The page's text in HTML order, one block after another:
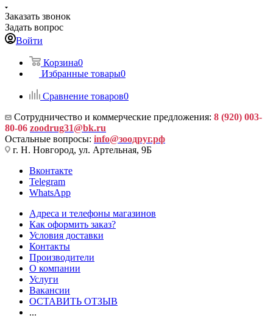
Заказать звонок
Задать вопрос
Войти
Корзина0
Избранные товары0
Сравнение товаров0
Сотрудничество и коммерческие предложения: 8 (920) 003-
80-06 zoodrug31@bk.ru
Остальные вопросы: info@зоодруг.рф
г. Н. Новгород, ул. Артельная, 9Б
Вконтакте
Telegram
WhatsApp
Адреса и телефоны магазинов
Как оформить заказ?
Условия доставки
Контакты
Производители
О компании
Услуги
Вакансии
ОСТАВИТЬ ОТЗЫВ
...